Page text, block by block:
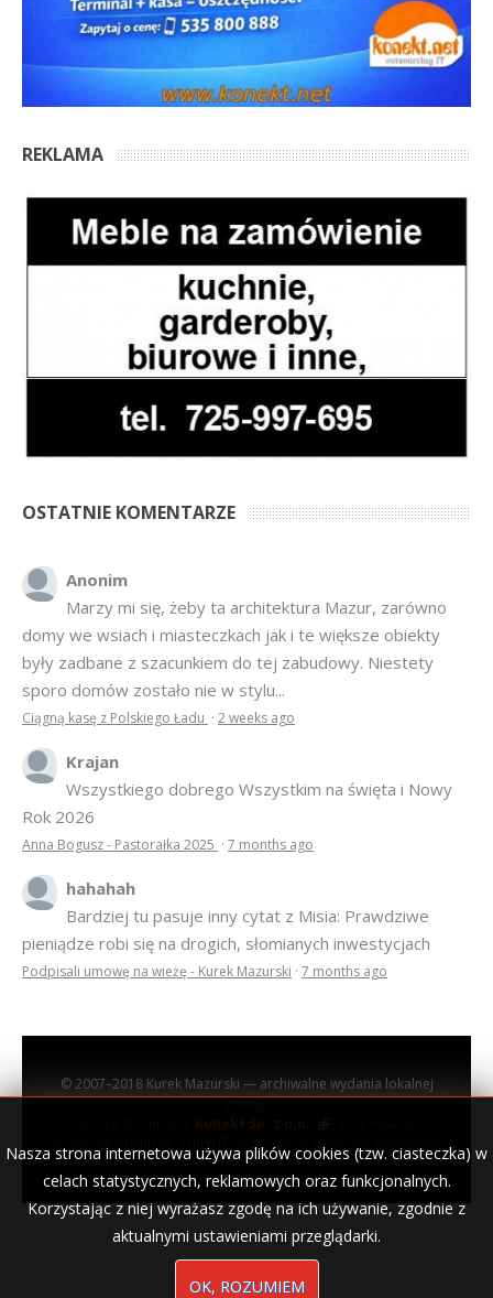
REKLAMA
OSTATNIE KOMENTARZE
Anonim
Marzy mi się, żeby ta architektura Mazur, zarówno
domy we wsiach i miasteczkach jak i te większe obiekty
były zadbane z szacunkiem do tej zabudowy. Niestety
sporo domów zostało nie w stylu...
Ciągną kasę z Polskiego Ładu · 2 weeks ago
Krajan
Wszystkiego dobrego Wszystkim na święta i Nowy
Rok 2026
Anna Bogusz - Pastorałka 2025 · 7 months ago
hahahah
Bardziej tu pasuje inny cytat z Misia: Prawdziwe
pieniądze robi się na drogich, słomianych inwestycjach
Podpisali umowę na wieżę - Kurek Mazurski · 7 months ago
Nasza strona internetowa używa plików cookies (tzw. ciasteczka) w
celach statystycznych, reklamowych oraz funkcjonalnych.
Korzystając z niej wyrażasz zgodę na ich używanie, zgodnie z
aktualnymi ustawieniami przeglądarki.
OK, ROZUMIEM
© 2007–2018 Kurek Mazurski — archiwalne wydania lokalnej
gazety.
Konekt Sp. z o.o.
terminale płatnicze, usługi IT, wizytówki w lokalnych domenach